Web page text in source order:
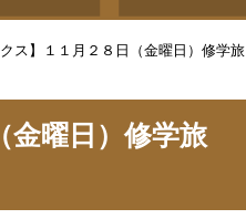
ス】１１月２８日（金曜日）修学旅
金曜日）修学旅